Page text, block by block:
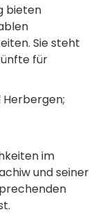
bieten
Sie steht
für
im
und seiner